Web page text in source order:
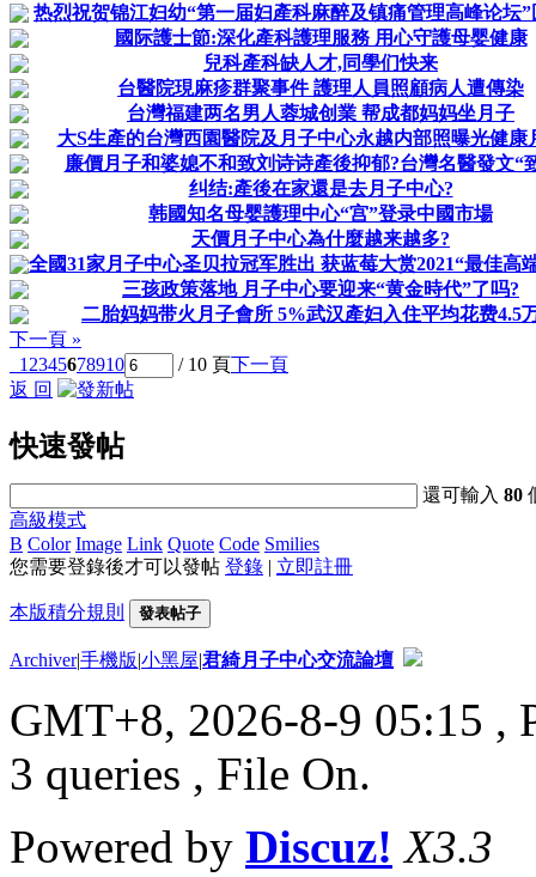
热烈祝贺锦江妇幼“第一届妇產科麻醉及镇痛管理高峰论坛
國际護士節:深化產科護理服務 用心守護母婴健康
兒科產科缺人才,同學们快来
台醫院現麻疹群聚事件 護理人員照顧病人遭傳染
台灣福建两名男人蓉城创業 帮成都妈妈坐月子
大S生產的台灣西園醫院及月子中心永越内部照曝光健康
廉價月子和婆媳不和致刘诗诗產後抑郁?台灣名醫發文“
纠结:產後在家還是去月子中心?
韩國知名母婴護理中心“宫”登录中國市場
天價月子中心為什麼越来越多?
全國31家月子中心圣贝拉冠军胜出 获蓝莓大赏2021“最佳高
三孩政策落地 月子中心要迎来“黄金時代”了吗?
二胎妈妈带火月子會所 5%武汉產妇入住平均花费4.5
下一頁 »
1 2345678910 / 10 頁下一頁
返 回
快速發帖
還可輸入80
高級模式
B Color Image Link Quote Code Smilies
您需要登錄後才可以發帖 登錄 | 立即註冊
本版積分規則 發表帖子
Archiver|手機版|小黑屋|君綺月子中心交流論壇
GMT+8, 2026-8-9 05:15 ,
3 queries , File On.
Powered by Discuz! X3.3